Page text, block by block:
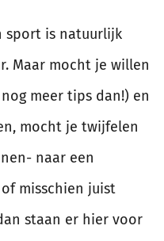
sport is natuurlijk
Maar mocht je willen
nog meer tips dan!) en
mocht je twijfelen
naar een
misschien juist
staan er hier voor